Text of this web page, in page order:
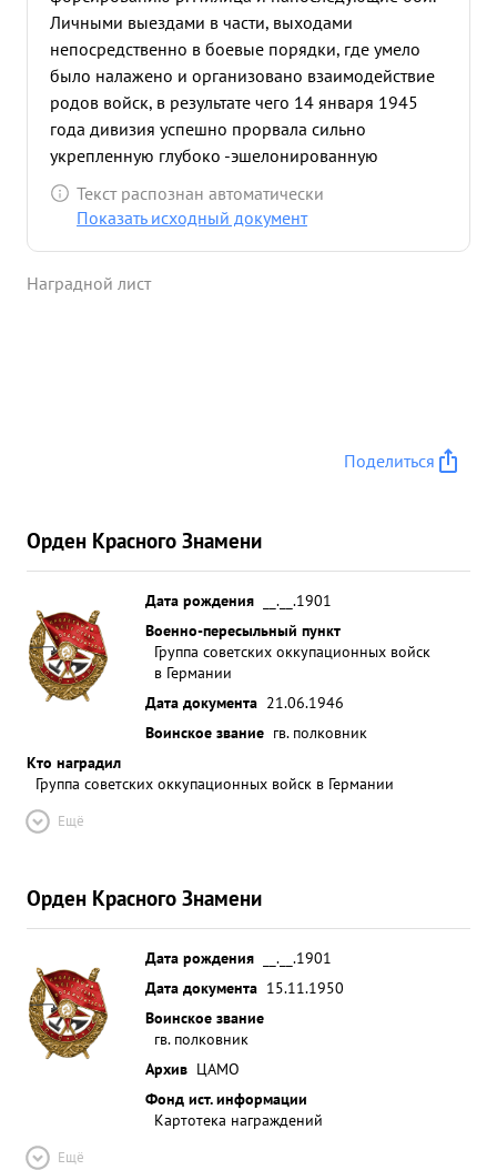
Личными выездами в части, выходами
непосредственно в боевые порядки, где умело
было налажено и организовано взаимодействие
родов войск, в результате чего 14 января 1945
года дивизия успешно прорвала сильно
укрепленную глубоко -эшелонированную
оборону немцев и в течении первого дня боях с
боями прошла 15 км., причем сот ранила живую
ЕСИПЕНКО лично руководил боем за овладение
плацдарм, с которого главные танковые силы
Армии. За период боев до города Гощин тов.
ЕСИПЕНКО осуществлял оперативным
приданными и поддерживающими средствами. За
время Отечественной войны тов. ЕСИПЕНКО
недостаточно награжден, всего только тремя
орденами. ...»
Текст распознан автоматически
Показать исходный документ
Наградной лист
Поделиться
Орден Красного Знамени
Дата рождения
__.__.1901
Военно-пересыльный пункт
Группа советских оккупационных войск
в Германии
Дата документа 21.06.1946
Воинское звание гв. полковник
Кто наградил
Группа советских оккупационных войск в Германии
Ещё
Орден Красного Знамени
Дата рождения
__.__.1901
Дата документа 15.11.1950
Воинское звание
гв. полковник
Архив ЦАМО
Фонд ист. информации
Картотека награждений
Ещё